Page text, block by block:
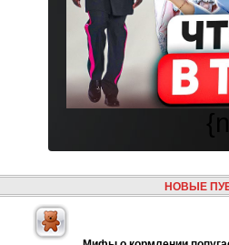
НОВЫЕ